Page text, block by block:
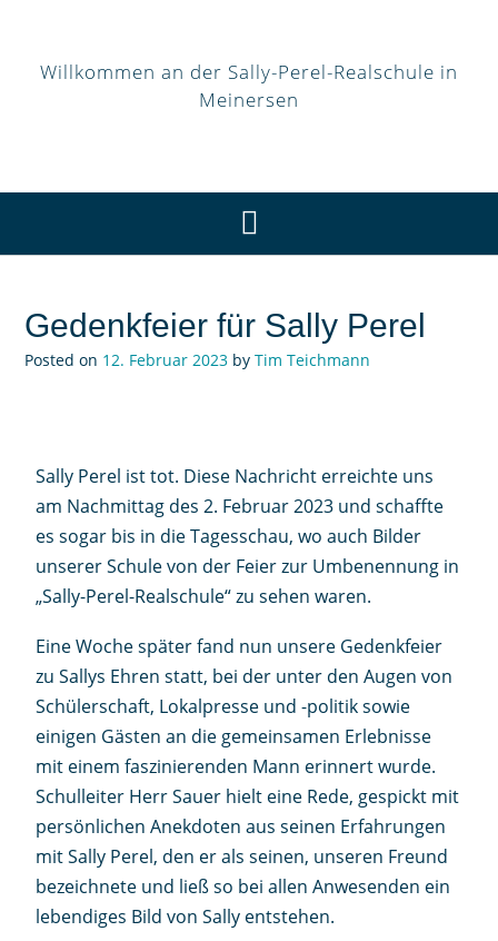
Willkommen an der Sally-Perel-Realschule in
Meinersen
Gedenkfeier für Sally Perel
Posted on 12. Februar 2023 by Tim Teichmann
Sally Perel ist tot. Diese Nachricht erreichte uns
am Nachmittag des 2. Februar 2023 und schaffte
es sogar bis in die Tagesschau, wo auch Bilder
unserer Schule von der Feier zur Umbenennung in
„Sally-Perel-Realschule“ zu sehen waren.
Eine Woche später fand nun unsere Gedenkfeier
zu Sallys Ehren statt, bei der unter den Augen von
Schülerschaft, Lokalpresse und -politik sowie
einigen Gästen an die gemeinsamen Erlebnisse
mit einem faszinierenden Mann erinnert wurde.
Schulleiter Herr Sauer hielt eine Rede, gespickt mit
persönlichen Anekdoten aus seinen Erfahrungen
mit Sally Perel, den er als seinen, unseren Freund
bezeichnete und ließ so bei allen Anwesenden ein
lebendiges Bild von Sally entstehen.